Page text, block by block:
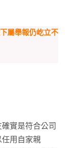
屬舉報仍屹立不
實是符合公司
用自家親